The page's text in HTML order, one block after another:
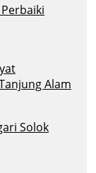
Alam
Solok